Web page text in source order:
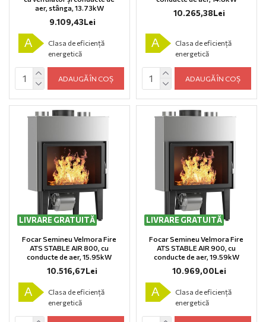
aer, stânga, 13.73kW
9.109,43Lei
A
Clasa de eficiență
energetică
ADAUGĂ ÎN COȘ
10.265,38Lei
A
Clasa de eficiență
energetică
ADAUGĂ ÎN COȘ
LIVRARE GRATUITĂ
Focar Semineu Velmora Fire
ATS STABLE AIR 800, cu
conducte de aer, 15.95kW
10.516,67Lei
A
Clasa de eficiență
energetică
LIVRARE GRATUITĂ
Focar Semineu Velmora Fire
ATS STABLE AIR 900, cu
conducte de aer, 19.59kW
10.969,00Lei
A
Clasa de eficiență
energetică